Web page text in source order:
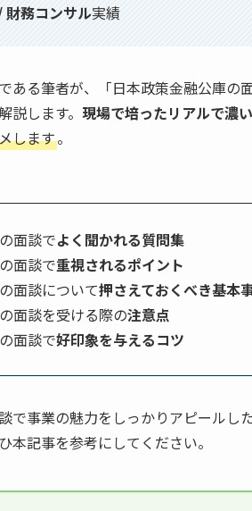
財務コンサル実績
ある筆者が、「日本政策金融公庫の
します。 現場で培ったリアルで濃い
します。
面談でよく聞かれる質問集
面談で重視されるポイント
面談について押さえておくべき基本
面談を受ける際の注意点
面談で好印象を与えるコツ
で事業の魅力をしっかりアピール
本記事を参考にしてください。